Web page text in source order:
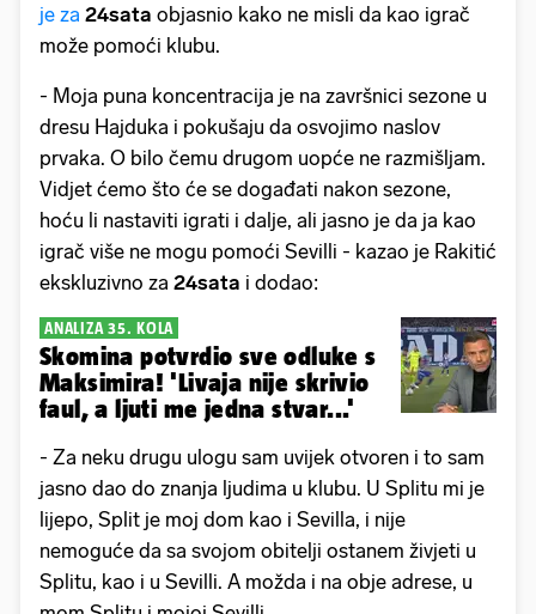
je za 24sata objasnio kako ne misli da kao igrač
može pomoći klubu.
- Moja puna koncentracija je na završnici sezone u
dresu Hajduka i pokušaju da osvojimo naslov
prvaka. O bilo čemu drugom uopće ne razmišljam.
Vidjet ćemo što će se događati nakon sezone,
hoću li nastaviti igrati i dalje, ali jasno je da ja kao
igrač više ne mogu pomoći Sevilli - kazao je Rakitić
ekskluzivno za 24sata i dodao:
ANALIZA 35. KOLA
Skomina potvrdio sve odluke s
Maksimira! 'Livaja nije skrivio
faul, a ljuti me jedna stvar...'
- Za neku drugu ulogu sam uvijek otvoren i to sam
jasno dao do znanja ljudima u klubu. U Splitu mi je
lijepo, Split je moj dom kao i Sevilla, i nije
nemoguće da sa svojom obitelji ostanem živjeti u
Splitu, kao i u Sevilli. A možda i na obje adrese, u